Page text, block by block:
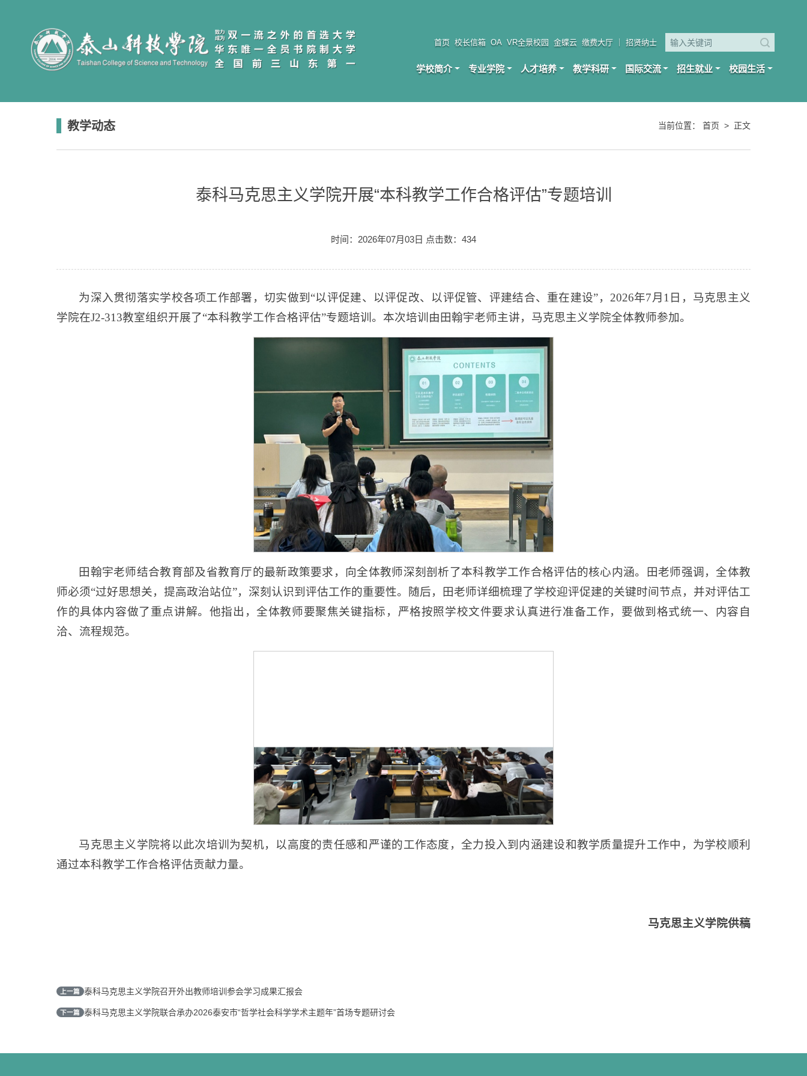
首页 校长信箱 OA VR全景校园 金蝶云 缴费大厅 招贤纳士
学校简介 专业学院 人才培养 教学科研 国际交流 招生就业 校园生活
教学动态 当前位置： 首页 > 正文
泰科马克思主义学院开展“本科教学工作合格评估”专题培训
时间：2026年07月03日 点击数： 434
为深入贯彻落实学校各项工作部署，切实做到“以评促建、以评促改、以评促管、评建结合、重在建设”，2026年7月1日，马克思主义
学院在J2-313教室组织开展了“本科教学工作合格评估”专题培训。本次培训由田翰宇老师主讲，马克思主义学院全体教师参加。
田翰宇老师结合教育部及省教育厅的最新政策要求，向全体教师深刻剖析了本科教学工作合格评估的核心内涵。田老师强调，全体教
师必须“过好思想关，提高政治站位”，深刻认识到评估工作的重要性。随后，田老师详细梳理了学校迎评促建的关键时间节点，并对评估工
作的具体内容做了重点讲解。他指出，全体教师要聚焦关键指标，严格按照学校文件要求认真进行准备工作，要做到格式统一、内容自
洽、流程规范。
马克思主义学院将以此次培训为契机，以高度的责任感和严谨的工作态度，全力投入到内涵建设和教学质量提升工作中，为学校顺利
通过本科教学工作合格评估贡献力量。
马克思主义学院供稿
上一篇 泰科马克思主义学院召开外出教师培训参会学习成果汇报会
下一篇 泰科马克思主义学院联合承办2026泰安市“哲学社会科学学术主题年”首场专题研讨会